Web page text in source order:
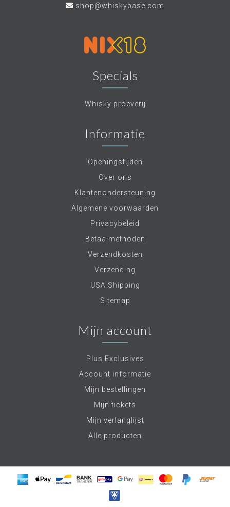
shop@whiskybase.com
Specials
Whisky proeverij
Informatie
Openingstijden
Over ons
Klantenondersteuning
Algemene voorwaarden
Privacybeleid
Betaalmethoden
Verzendkosten
Verzending
USA Shipping
Sitemap
Mijn account
Plus Exclusives
Account informatie
Mijn bestellingen
Mijn tickets
Mijn verlanglijst
Alle producten